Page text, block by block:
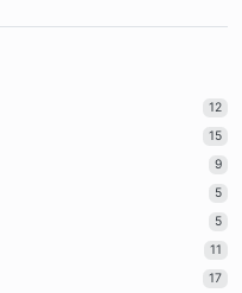
12
15
9
5
5
11
17